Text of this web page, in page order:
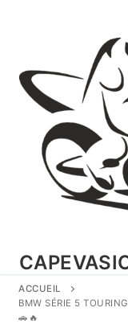
ACCUEIL
BMW SÉRIE 5
🚗🔥